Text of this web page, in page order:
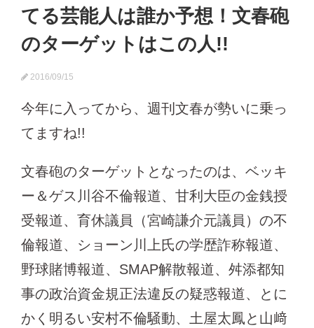
てる芸能人は誰か予想！文春砲
のターゲットはこの人!!
2016/09/15
今年に入ってから、週刊文春が勢いに乗っ
てますね!!
文春砲のターゲットとなったのは、ベッキ
ー＆ゲス川谷不倫報道、甘利大臣の金銭授
受報道、育休議員（宮崎謙介元議員）の不
倫報道、ショーン川上氏の学歴詐称報道、
野球賭博報道、SMAP解散報道、舛添都知
事の政治資金規正法違反の疑惑報道、とに
かく明るい安村不倫騒動、土屋太鳳と山﨑